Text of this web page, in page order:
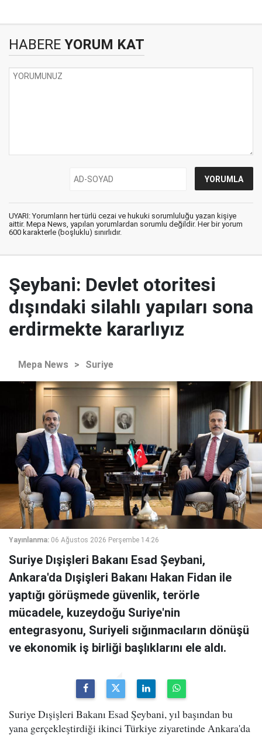
HABERE YORUM KAT
UYARI: Yorumların her türlü cezai ve hukuki sorumluluğu yazan kişiye
aittir. Mepa News, yapılan yorumlardan sorumlu değildir. Her bir yorum
600 karakterle (boşluklu) sınırlıdır.
Şeybani: Devlet otoritesi
dışındaki silahlı yapıları sona
erdirmekte kararlıyız
Mepa News > Suriye
Yayınlanma: 06 Ağustos 2026 Perşembe 14:26
Suriye Dışişleri Bakanı Esad Şeybani,
Ankara'da Dışişleri Bakanı Hakan Fidan ile
yaptığı görüşmede güvenlik, terörle
mücadele, kuzeydoğu Suriye'nin
entegrasyonu, Suriyeli sığınmacıların dönüşü
ve ekonomik iş birliği başlıklarını ele aldı.
Suriye Dışişleri Bakanı Esad Şeybani, yıl başından bu
yana gerçekleştirdiği ikinci Türkiye ziyaretinde Ankara'da